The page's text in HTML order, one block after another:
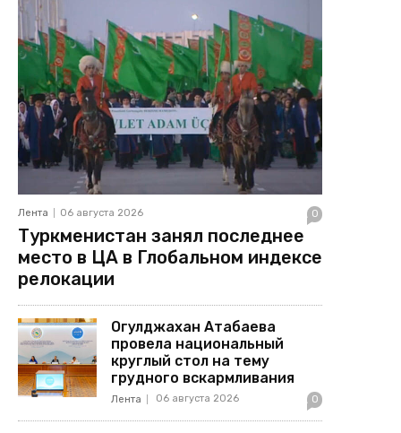
Лента 06 августа 2026 0
Туркменистан занял последнее
место в ЦА в Глобальном индексе
релокации
Огулджахан Атабаева
провела национальный
круглый стол на тему
грудного вскармливания
Лента 06 августа 2026 0